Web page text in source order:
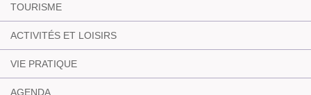
TOURISME
ACTIVITÉS ET LOISIRS
VIE PRATIQUE
AGENDA